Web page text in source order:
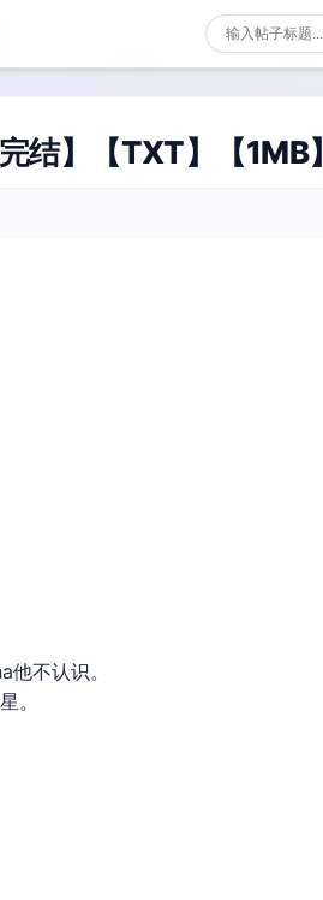
结】【TXT】【1MB】
不认识。
。